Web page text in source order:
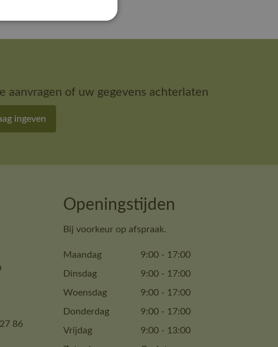
aanvragen of uw gegevens achterlaten
ingeven
86
Openingstijden
Bij voorkeur op afspraak.
Maandag 9:00 - 17:00
Dinsdag
9:00 - 17:00
Woensdag
9:00 - 17:00
Donderdag
9:00 - 17:00
Vrijdag
9:00 - 13:00